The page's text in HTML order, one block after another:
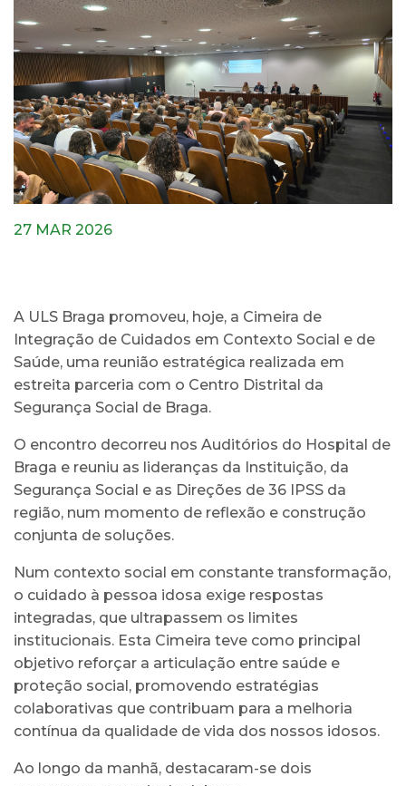
27 MAR 2026
A ULS Braga promoveu, hoje, a Cimeira de
Integração de Cuidados em Contexto Social e de
Saúde, uma reunião estratégica realizada em
estreita parceria com o Centro Distrital da
Segurança Social de Braga.
O encontro decorreu nos Auditórios do Hospital de
Braga e reuniu as lideranças da Instituição, da
Segurança Social e as Direções de 36 IPSS da
região, num momento de reflexão e construção
conjunta de soluções.
Num contexto social em constante transformação,
o cuidado à pessoa idosa exige respostas
integradas, que ultrapassem os limites
institucionais. Esta Cimeira teve como principal
objetivo reforçar a articulação entre saúde e
proteção social, promovendo estratégias
colaborativas que contribuam para a melhoria
contínua da qualidade de vida dos nossos idosos.
Ao longo da manhã, destacaram-se dois